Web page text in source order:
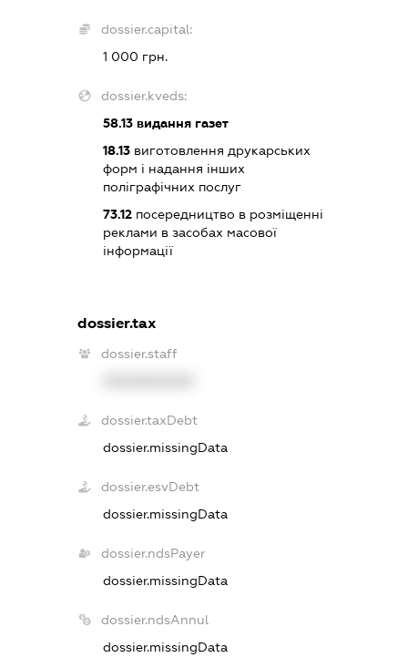
dossier.capital:
1 000 грн.
dossier.kveds:
58.13видання газет
18.13виготовлення друкарських
форм і надання інших
поліграфічних послуг
73.12посередництво в розміщенні
реклами в засобах масової
інформації
dossier.tax
dossier.staff
dossier.taxDebt
dossier.missingData
dossier.esvDebt
dossier.missingData
dossier.ndsPayer
dossier.missingData
dossier.ndsAnnul
dossier.missingData